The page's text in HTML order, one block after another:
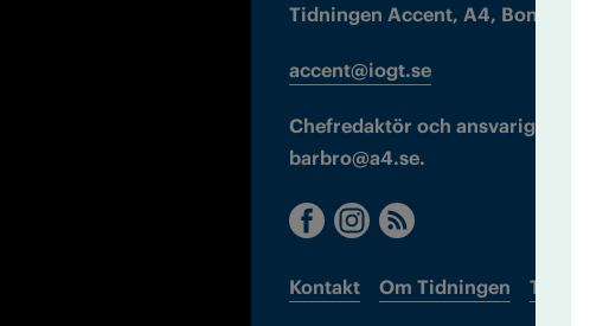
Tidningen Accent, A4,
accent@iogt.se
Chefredaktör och ansvarig
barbro@a4.se.
Kontakt Om Tidningen